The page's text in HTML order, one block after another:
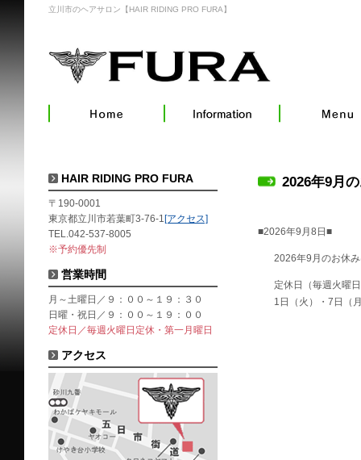
立川市のヘアサロン【HAIR RIDING PRO FURA】
2026年9月
■2026年9月8日■
2026年9月のお休
定休日（毎週火曜
1日（火）・7日（
HAIR RIDING PRO FURA
〒190-0001
東京都立川市若葉町3-76-1 [アクセス]
TEL.042-537-8005
※予約優先制
営業時間
月～土曜日／９：００～１９：３０
日曜・祝日／９：００～１９：００
定休日／毎週火曜日定休・第一月曜日
アクセス